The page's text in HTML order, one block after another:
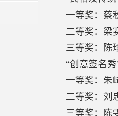
一等奖：蔡
二等奖：梁
三等奖：陈
“创意签名
一等奖：朱
二等奖：刘
三等奖：陈